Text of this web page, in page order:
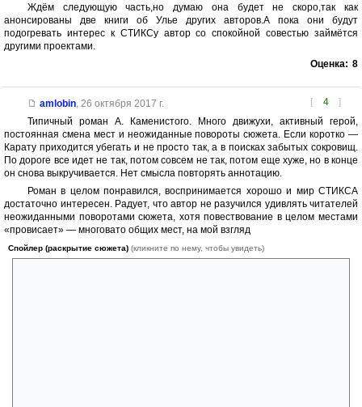
Ждём следующую часть,но думаю она будет не скоро,так как
анонсированы две книги об Улье других авторов.А пока они будут
подогревать интерес к CТИКСу автор со спокойной совестью займётся
другими проектами.
Оценка: 8
[ 4 ]
amlobin, 26 октября 2017 г.
Типичный роман А. Каменистого. Много движухи, активный герой,
постоянная смена мест и неожиданные повороты сюжета. Если коротко —
Карату приходится убегать и не просто так, а в поисках забытых сокровищ.
По дороге все идет не так, потом совсем не так, потом еще хуже, но в конце
он снова выкручивается. Нет смысла повторять аннотацию.
Роман в целом понравился, воспринимается хорошо и мир СТИКСА
достаточно интересен. Радует, что автор не разучился удивлять читателей
неожиданными поворотами сюжета, хотя повествование в целом местами
«провисает» — многовато общих мест, на мой взгляд
Спойлер (раскрытие сюжета) (кликните по нему, чтобы увидеть)